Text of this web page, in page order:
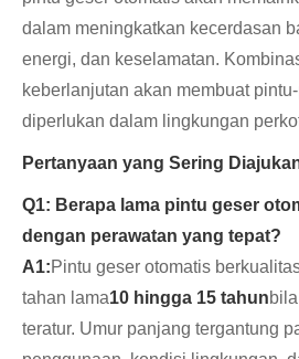
dalam meningkatkan kecerdasan
energi, dan keselamatan.
keberlanjutan akan membuat
diperlukan dalam lingkungan
Pertanyaan yang Sering
Q1: Berapa lama pintu geser
dengan perawatan yang tepat?
A1:Pintu geser otomatis
tahan lama10 hingga 15 tahun
teratur. Umur panjang tergantung